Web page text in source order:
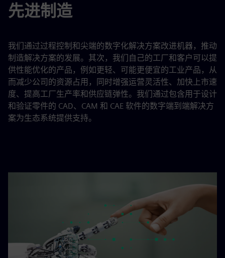
先进制造
我们通过过程控制和尖端的数字化解决方案改进机器，推动
制造解决方案的发展。其次，我们自己的工厂和客户可以提
供性能优化的产品，例如更轻、可能更便宜的工业产品，从
而减少公司的资源占用，同时增强运营灵活性、加快上市速
度、提高工厂生产率和供应链弹性。我们通过包含用于设计
和验证零件的 CAD、CAM 和 CAE 软件的数字端到端解决方
案为生态系统提供支持。